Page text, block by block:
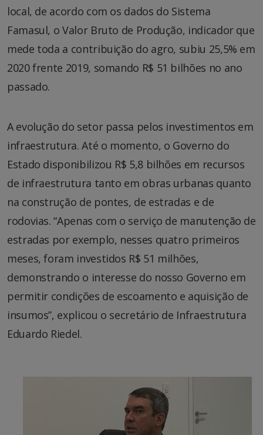
local, de acordo com os dados do Sistema
Famasul, o Valor Bruto de Produção, indicador que
mede toda a contribuição do agro, subiu 25,5% em
2020 frente 2019, somando R$ 51 bilhões no ano
passado.
A evolução do setor passa pelos investimentos em
infraestrutura. Até o momento, o Governo do
Estado disponibilizou R$ 5,8 bilhões em recursos
de infraestrutura tanto em obras urbanas quanto
na construção de pontes, de estradas e de
rodovias. “Apenas com o serviço de manutenção de
estradas por exemplo, nesses quatro primeiros
meses, foram investidos R$ 51 milhões,
demonstrando o interesse do nosso Governo em
permitir condições de escoamento e aquisição de
insumos”, explicou o secretário de Infraestrutura
Eduardo Riedel.